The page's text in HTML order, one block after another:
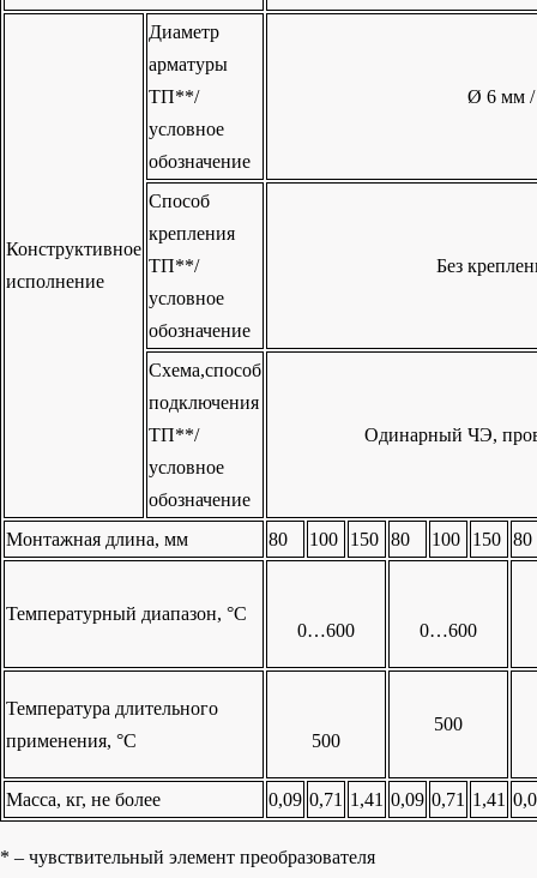
Конструктивное
исполнение
Диаметр
арматуры
ТП**/
условное
обозначение
Ø 6 мм /
Способ
крепления
ТП**/
условное
обозначение
Без
Схема,способ
подключения
ТП**/
условное
обозначение
Одинарный ЧЭ,
Монтажная длина, мм 80 100 150 80 100 150 80
Температурный диапазон, °С
0…600
0…600
Температура длительного
применения, °С
500
500
Масса, кг, не более 0,09 0,71 1,41 0,09 0,71 1,41
* – чувствительный элемент преобразователя